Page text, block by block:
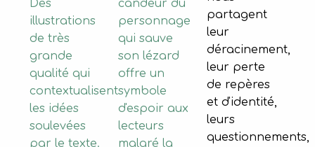
Des
illustrations
de très
grande
qualité qui
contextualisent
les idées
soulevées
par le texte.
candeur du
personnage
qui sauve
son lézard
offre un
symbole
d'espoir aux
lecteurs
malgré la
partagent
leur
déracinement,
leur perte
de repères
et d'identité,
leurs
questionnements,